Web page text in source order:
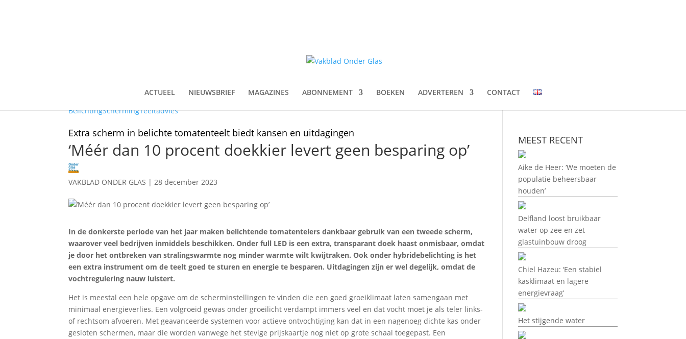
ACTUEEL NIEUWSBRIEF MAGAZINES ABONNEMENT BOEKEN ADVERTEREN
CONTACT
BelichtingSchermingTeeltadvies
Extra scherm in belichte tomatenteelt biedt kansen en uitdagingen
‘Méér dan 10 procent doekkier levert geen besparing op’
VAKBLAD ONDER GLAS |28 december 2023
In de donkerste periode van het jaar maken belichtende tomatentelers dankbaar gebruik van een tweede scherm,
waarover veel bedrijven inmiddels beschikken. Onder full LED is een extra, transparant doek haast onmisbaar, omdat
je door het ontbreken van stralingswarmte nog minder warmte wilt kwijtraken. Ook onder hybridebelichting is het
een extra instrument om de teelt goed te sturen en energie te besparen. Uitdagingen zijn er wel degelijk, omdat de
vochtregulering nauw luistert.
Het is meestal een hele opgave om de scherminstellingen te vinden die een goed groeiklimaat laten samengaan met
minimaal energieverlies. Een volgroeid gewas onder groeilicht verdampt immers veel en dat vocht moet je als teler links-
of rechtsom afvoeren. Met geavanceerde systemen voor actieve ontvochtiging kan dat in een nagenoeg dichte kas onder
gesloten schermen, maar die worden vanwege het stevige prijskaartje nog niet op grote schaal toegepast. Een
MEEST RECENT
Aike de Heer: ‘We moeten de
populatie beheersbaar
houden’
Delfland loost bruikbaar
water op zee en zet
glastuinbouw droog
Chiel Hazeu: ‘Een stabiel
kasklimaat en lagere
energievraag’
Het stijgende water